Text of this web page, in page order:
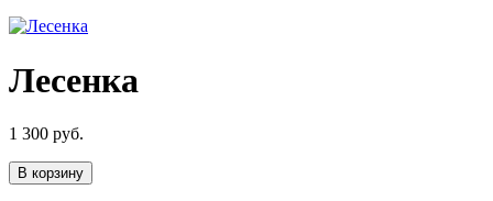
Лесенка
1 300 руб.
В корзину